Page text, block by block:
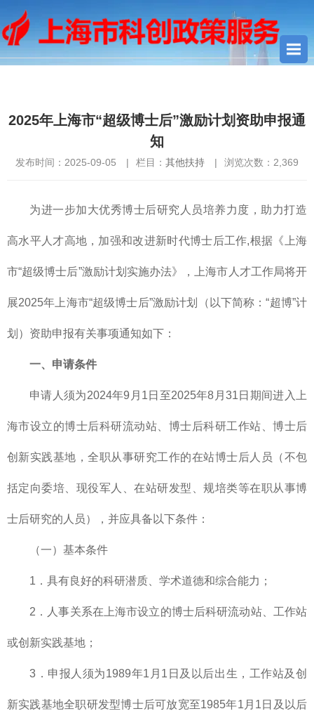
2025年上海市“超级博士后”激励计划资助申报通
知
发布时间：2025-09-05 | 栏目： 其他扶持 | 浏览次数： 2,369
为进一步加大优秀博士后研究人员培养力度，助力打造
高水平人才高地，加强和改进新时代博士后工作,根据《上海
市“超级博士后”激励计划实施办法》，上海市人才工作局将开
展2025年上海市“超级博士后”激励计划（以下简称：“超博”计
划）资助申报有关事项通知如下：
一、申请条件
申请人须为2024年9月1日至2025年8月31日期间进入上
海市设立的博士后科研流动站、博士后科研工作站、博士后
创新实践基地，全职从事研究工作的在站博士后人员（不包
括定向委培、现役军人、在站研发型、规培类等在职从事博
士后研究的人员），并应具备以下条件：
（一）基本条件
1．具有良好的科研潜质、学术道德和综合能力；
2．人事关系在上海市设立的博士后科研流动站、工作站
或创新实践基地；
3．申报人须为1989年1月1日及以后出生，工作站及创
新实践基地全职研发型博士后可放宽至1985年1月1日及以后